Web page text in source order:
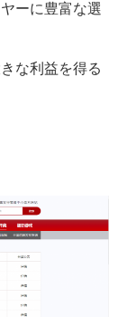
ーに豊富な選
な利益を得る